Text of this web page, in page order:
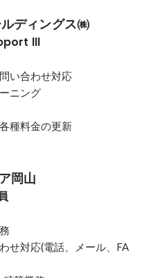
ディングス㈱
Ⅲ
い合わせ対応
ニング
種料金の更新
岡山
せ対応(電話、メール、FA